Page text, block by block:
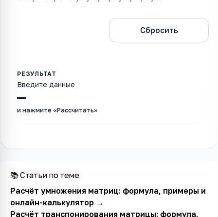
Сбросить
—
Введите данные
и нажмите «Рассчитать»
📚 Статьи по теме
Расчёт умножения матриц: формула, примеры и
онлайн-калькулятор→
Расчёт транспонирования матрицы: формула,